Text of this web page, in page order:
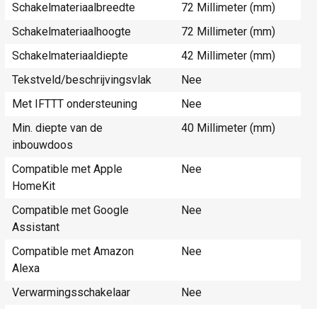
Schakelmateriaalbreedte
72 Millimeter (mm)
Schakelmateriaalhoogte
72 Millimeter (mm)
Schakelmateriaaldiepte
42 Millimeter (mm)
Tekstveld/beschrijvingsvlak
Nee
Met IFTTT ondersteuning
Nee
Min. diepte van de
inbouwdoos
40 Millimeter (mm)
Compatible met Apple
HomeKit
Nee
Compatible met Google
Assistant
Nee
Compatible met Amazon
Alexa
Nee
Verwarmingsschakelaar
Nee